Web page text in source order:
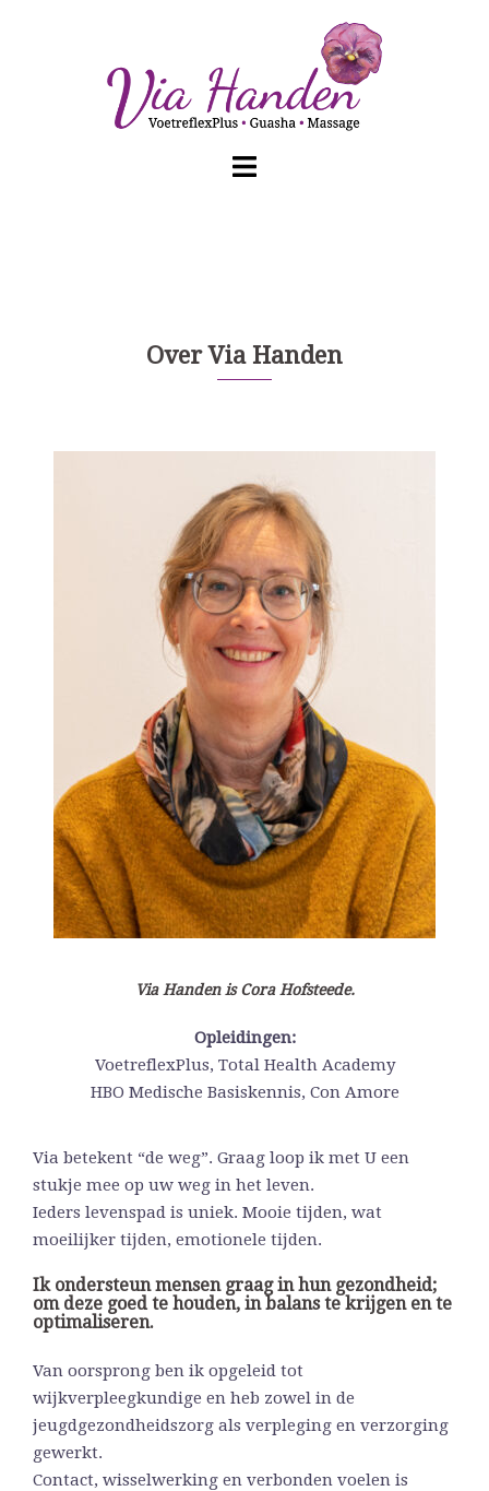
Over Via Handen
Via Handen is Cora Hofsteede.
Opleidingen:
VoetreflexPlus, Total Health Academy
HBO Medische Basiskennis, Con Amore
Via betekent “de weg”. Graag loop ik met U een
stukje mee op uw weg in het leven.
Ieders levenspad is uniek. Mooie tijden, wat
moeilijker tijden, emotionele tijden.
Ik ondersteun mensen graag in hun gezondheid;
om deze goed te houden, in balans te krijgen en te
optimaliseren.
Van oorsprong ben ik opgeleid tot
wijkverpleegkundige en heb zowel in de
jeugdgezondheidszorg als verpleging en verzorging
gewerkt.
Contact, wisselwerking en verbonden voelen is